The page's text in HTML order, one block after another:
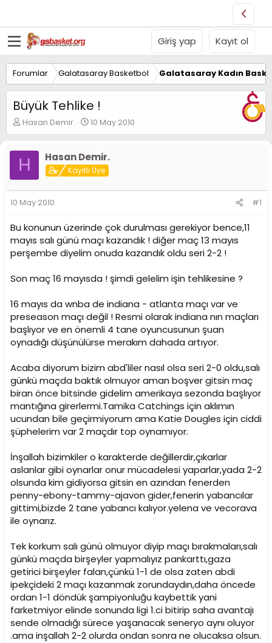
Giriş yap Kayıt ol
Forumlar Galatasaray Basketbol Galatasaray Kadın
Büyük Tehlike !
K
o
u
y
B
a
ş
a
t
a
Hasan Demir.
B
a
l
a
n
g
a
r
i
i
10 May 2010
H Hasan Demir.
Kayıtlı Üye
10 May 2010 #1
Bu konunun üzerinde çok durulması gerekiyor bence,11
mayıs salı günü maçı kazandık ! diğer maç 13 mayıs
perşembe diyelim onuda kazandık oldu seri 2-2 !
Son maç 16 mayısda ! şimdi gelelim işin tehlikesine ?
16 mayıs da wnba de indiana - atlanta maçı var ve
preseason maçı değil ! Resmi olarak indiana nın maçları
başlıyor ve en önemli 4 tane oyuncusunun şuan
oynadığı düşünülürse merakım dahada artıyor.
Acaba diyorum bizim abd'liler nasıl olsa seri 2-0 oldu,salı
günkü maçda baktık olmuyor aman boşver gitsin maç
biran önce bitsinde gidelim amerikaya sezonda başlıyor
mantığına girerlermi.Tamika Catchings için aklımın
ucundan bile geçirmiyorum ama Katie Dougles için ciddi
şüphelerim var 2 maçdır top oynamıyor.
İnşallah bizimkiler o karakterde değillerdir,çıkarlar
aslanlar gibi oynarlar onur mücadelesi yaparlar,yada 2-2
olsunda kim gidiyorsa gitsin en azından fenerden
penny-ebony-tammy-ajavon gider,fenerin yabancılar
gittimi,bizde 2 tane yabancı kalıyor.yelena ve vecorava
ile oynarız.
Tek korkum salı günü olmuyor diyip maçı bırakmaları,salı
günkü maçda birşeyler yapmalıyız pankarttı,gaza
getirici birşeyler falan,çünkü 1-1 de olsa zaten abdi
ipekçideki 2 maçı kazanmak zorundaydın,daha öncede
ordan 1-1 döndük şampiyonluğu kaybettik yani
farketmiyor elinde sonunda ligi 1.ci bitirip saha avantajı
sende olmadığı sürece yaşanacak seneryo aynı oluyor
.ama inşallah 2-2 olurda ondan sonra ne olucaksa olsun.